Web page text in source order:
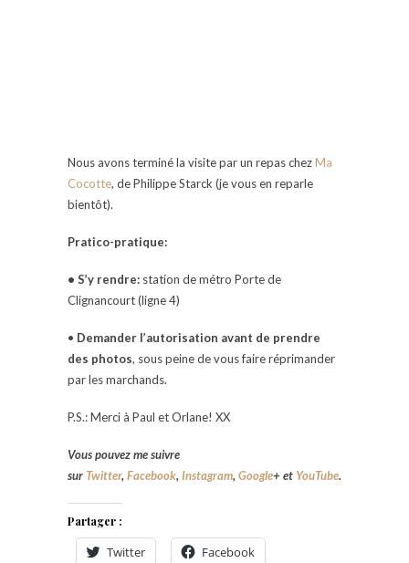
Nous avons terminé la visite par un repas chezMa
Cocotte, de Philippe Starck (je vous en reparle
bientôt).
Pratico-pratique:
• S’y rendre: station de métro Porte de
Clignancourt (ligne 4)
• Demander l’autorisation avant de prendre
des photos, sous peine de vous faire réprimander
par les marchands.
P.S.: Merci à Paul et Orlane! XX
Vous pouvez me suivre
sur Twitter, Facebook, Instagram, Google+ et YouTube.
Partager :
Twitter Facebook